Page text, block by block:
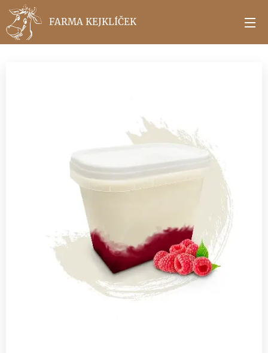
FARMA KEJKLÍČEK